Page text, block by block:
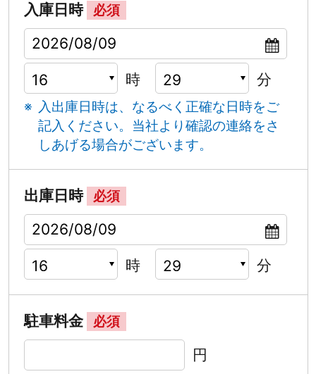
入庫日時 必須
時 分
入出庫日時は、なるべく正確な日時をご
記入ください。 当社より確認の連絡をさ
しあげる場合がございます。
出庫日時 必須
時 分
駐車料金 必須
円